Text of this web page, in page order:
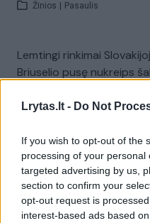
Lrytas.lt - Do Not
If you wish to opt-out of the
processing of your
targeted advertising by us,
section to confirm your
opt-out request is
interest-based ads based
Žinios Pasaulis
Lemtingi rinkimai
Briuselio pusę nukreips
S. Skvernelis užminė
– už pirmalaikių rinkimų
Laidos | Lietuva tiesiogiai